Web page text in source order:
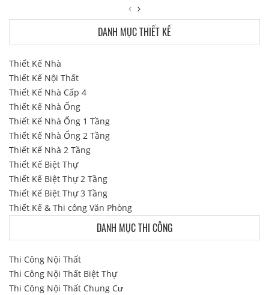
DANH MỤC THIẾT KẾ
Thiết Kế Nhà
Thiết Kế Nội Thất
Thiết Kế Nhà Cấp 4
Thiết Kế Nhà Ống
Thiết Kế Nhà Ống 1 Tầng
Thiết Kế Nhà Ống 2 Tầng
Thiết Kế Nhà 2 Tầng
Thiết Kế Biệt Thự
Thiết Kế Biệt Thự 2 Tầng
Thiết Kế Biệt Thự 3 Tầng
Thiết Kế & Thi công Văn Phòng
DANH MỤC THI CÔNG
Thi Công Nội Thất
Thi Công Nội Thất Biệt Thự
Thi Công Nội Thất Chung Cư